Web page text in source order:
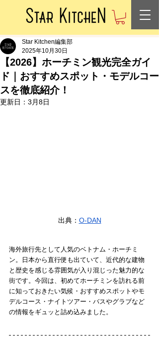
【2026】ホーチミン観光完全ガイ
ド｜おすすめスポット・モデルコー
スを徹底紹介！
Star Kitchen編集部
2025年10月30日
更新日： 3月8日
出典： O-DAN
海外旅行先として人気のベトナム・ホーチミ
ン。日本から直行便も出ていて、近代的な建物
と歴史を感じる雰囲気が入り混じった魅力的な
街です。今回は、初めてホーチミンを訪れる前
に知っておきたい気候・おすすめスポットやモ
デルコース・ナイトツアー・バスやグラブなど
の情報をギュッと詰め込みました。